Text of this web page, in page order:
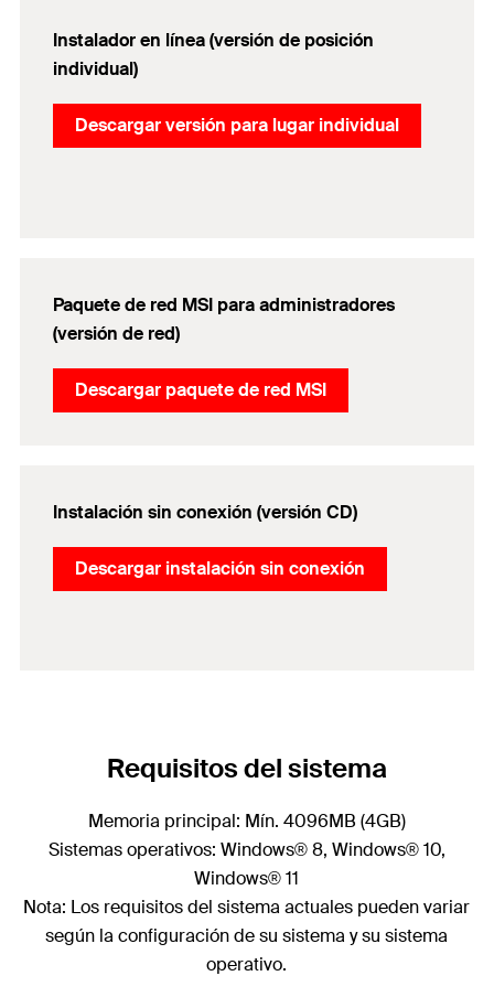
Instalador en línea (versión de posición
individual)
Descargar versión para lugar individual
Paquete de red MSI para administradores
(versión de red)​
Descargar paquete de red MSI
Instalación sin conexión (versión CD)
Descargar instalación sin conexión
Requisitos del sistema
Memoria principal: Mín. 4096MB (4GB)
Sistemas operativos: Windows® 8, Windows® 10,
Windows® 11
Nota: Los requisitos del sistema actuales pueden variar
según la configuración de su sistema y su sistema
operativo.